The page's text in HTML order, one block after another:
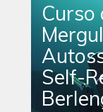
Curso
Self-